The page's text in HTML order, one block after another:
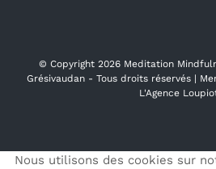
© Copyright 2026 Meditation
Grésivaudan - Tous droits réservés |
L'Agence
Nous utilisons des cookies sur